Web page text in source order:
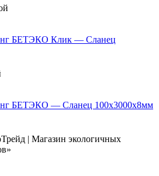
БЕТЭКО Клик — Сланец
БЕТЭКО — Сланец 100х3000х8мм
| Магазин экологичных